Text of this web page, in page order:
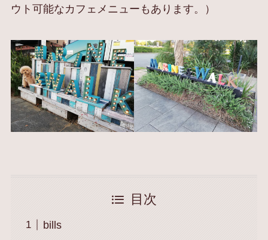
ウト可能なカフェメニューもあります。）
目次
bills